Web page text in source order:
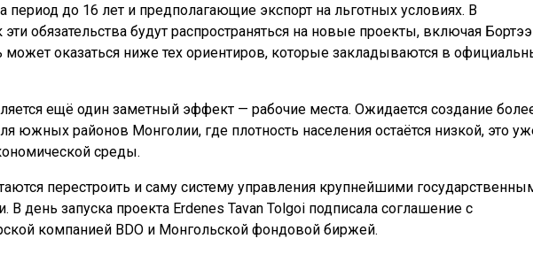
период до 16 лет и предполагающие экспорт на льготных условиях. В
эти обязательства будут распространяться на новые проекты, включая
может оказаться ниже тех ориентиров, которые закладываются в
ещё один заметный эффект — рабочие места. Ожидается создание
южных районов Монголии, где плотность населения остаётся низкой, это
среды.
перестроить и саму систему управления крупнейшими
день запуска проекта Erdenes Tavan Tolgoi подписала соглашение с
компанией BDO и Монгольской фондовой биржей.